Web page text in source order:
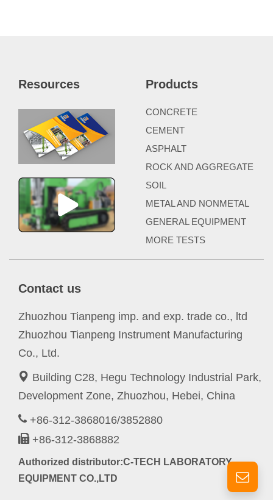
Resources Products
CONCRETE
CEMENT
ASPHALT
ROCK AND AGGREGATE
SOIL
METAL AND NONMETAL
GENERAL EQUIPMENT
MORE TESTS
Contact us
Zhuozhou Tianpeng imp. and exp. trade co., ltd
Zhuozhou Tianpeng Instrument Manufacturing
Co., Ltd.
Building C28, Hegu Technology Industrial Park,
Development Zone, Zhuozhou, Hebei, China
+86-312-3868016/3852880
+86-312-3868882
Authorized distributor:C-TECH LABORATORY
EQUIPMENT CO.,LTD